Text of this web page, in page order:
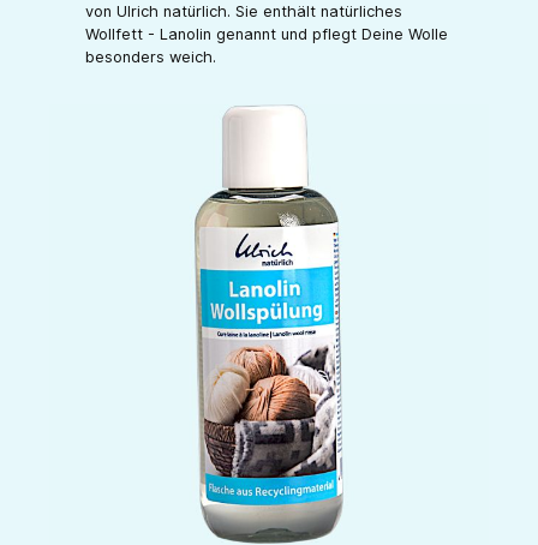
von Ulrich natürlich. Sie enthält natürliches
Wollfett - Lanolin genannt und pflegt Deine Wolle
besonders weich.